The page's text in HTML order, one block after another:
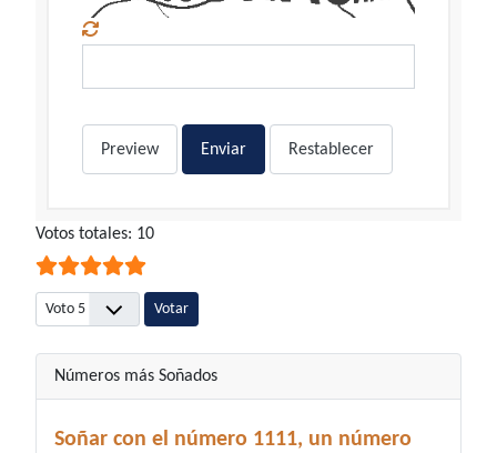
Preview Enviar Restablecer
Ratio:5/5
Votos totales: 10
Por favor, vote
Números más Soñados
Soñar con el número 1111, un número